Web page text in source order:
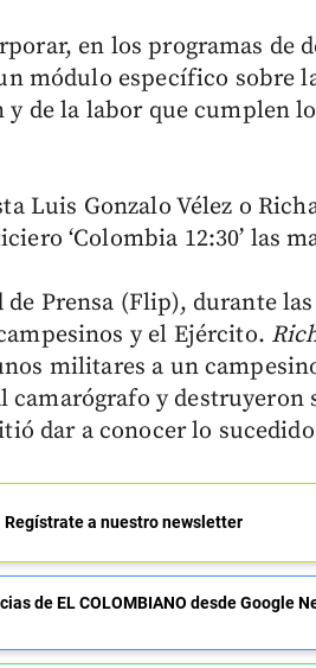
en los programas de
módulo específico sobre
de la labor que cumplen
Luis Gonzalo Vélez o
‘Colombia 12:30’ las
Prensa (Flip), durante
y el Ejército.
militares a un
y destruyeron
dar a conocer lo
Regístrate a nuestro newsletter
de EL COLOMBIANO desde Google